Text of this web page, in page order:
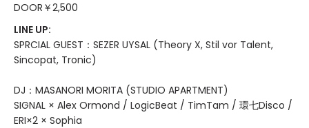
DOOR￥2,500
LINE UP:
SPRCIAL GUEST：SEZER UYSAL (Theory X, Stil vor Talent,
Sincopat, Tronic)
DJ：MASANORI MORITA (STUDIO APARTMENT)
SIGNAL × Alex Ormond / LogicBeat / TimTam / 環七Disco /
ERI×2 × Sophia